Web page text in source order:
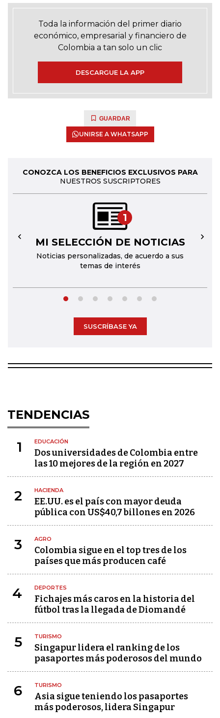
Toda la información del primer diario
económico, empresarial y financiero de
Colombia a tan solo un clic
DESCARGUE LA APP
GUARDAR
UNIRSE A WHATSAPP
CONOZCA LOS BENEFICIOS EXCLUSIVOS PARA
NUESTROS SUSCRIPTORES
1
MI SELECCIÓN DE NOTICIAS
Noticias personalizadas, de acuerdo a sus
temas de interés
← →
SUSCRÍBASE YA
TENDENCIAS
1 EDUCACIÓN
Dos universidades de Colombia entre
las 10 mejores de la región en 2027
2 HACIENDA
EE.UU. es el país con mayor deuda
pública con US$40,7 billones en 2026
3 AGRO
Colombia sigue en el top tres de los
países que más producen café
4 DEPORTES
Fichajes más caros en la historia del
fútbol tras la llegada de Diomandé
5 TURISMO
Singapur lidera el ranking de los
pasaportes más poderosos del mundo
6 TURISMO
Asia sigue teniendo los pasaportes
más poderosos, lidera Singapur